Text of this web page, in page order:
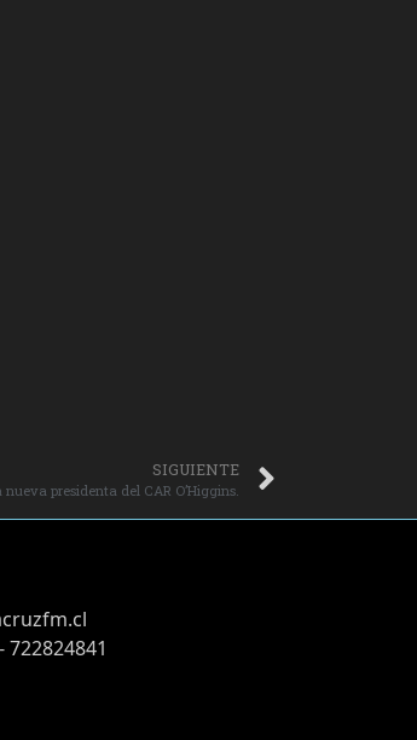
SIGUIENTE
presidenta del CAR O’Higgins.
722824841